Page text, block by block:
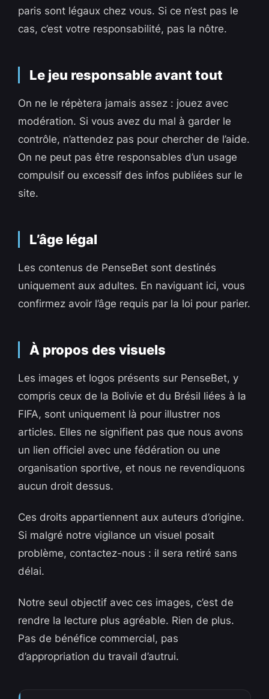
paris sont légaux chez vous. Si ce n’est pas le
cas, c’est votre responsabilité, pas la nôtre.
Le jeu responsable avant tout
On ne le répètera jamais assez : jouez avec
modération. Si vous avez du mal à garder le
contrôle, n’attendez pas pour chercher de l’aide.
On ne peut pas être responsables d’un usage
compulsif ou excessif des infos publiées sur le
site.
L’âge légal
Les contenus de PenseBet sont destinés
uniquement aux adultes. En naviguant ici, vous
confirmez avoir l’âge requis par la loi pour parier.
À propos des visuels
Les images et logos présents sur PenseBet, y
compris ceux de la Bolivie et du Brésil liées à la
FIFA, sont uniquement là pour illustrer nos
articles. Elles ne signifient pas que nous avons
un lien officiel avec une fédération ou une
organisation sportive, et nous ne revendiquons
aucun droit dessus.
Ces droits appartiennent aux auteurs d’origine.
Si malgré notre vigilance un visuel posait
problème, contactez-nous : il sera retiré sans
délai.
Notre seul objectif avec ces images, c’est de
rendre la lecture plus agréable. Rien de plus.
Pas de bénéfice commercial, pas
d’appropriation du travail d’autrui.